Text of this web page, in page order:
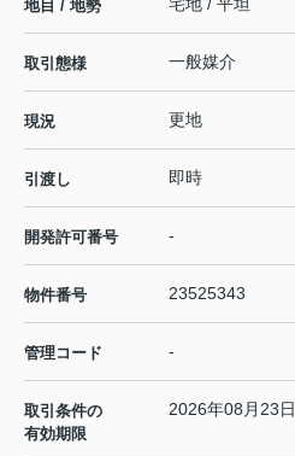
地目 / 地勢
取引態様 一般媒介
現況 更地
引渡し 即時
開発許可番号 -
物件番号 23525343
管理コード -
取引条件の
有効期限
2026年08月23日